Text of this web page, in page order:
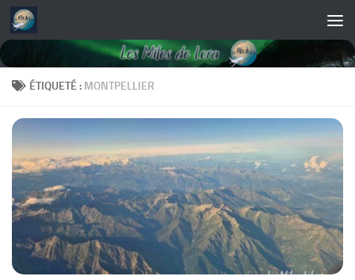
Skip to content
ÉTIQUETÉ : MONTPELLIER